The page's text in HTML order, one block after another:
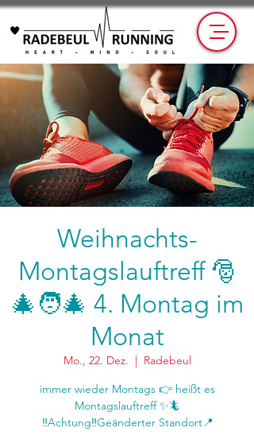
Weihnachts-
Montagslauftreff 🎅
🎄🧑‍🎄 4. Montag im
Monat
Mo., 22. Dez.
  |
Radebeul
immer wieder Montags 👉 heißt es
Montagslauftreff ✨🦎
‼️Achtung‼️Geänderter Standort📍